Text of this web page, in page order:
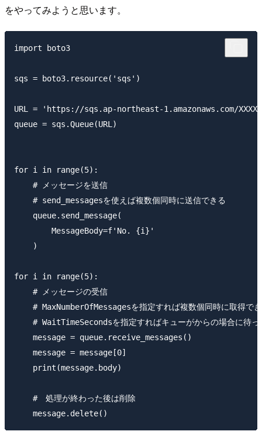
をやってみようと思います。
import boto3
sqs = boto3.resource('sqs')
URL = 'https://sqs.ap-northeast-1.amazonaws.com/
queue = sqs.Queue(URL)
for i in range(5):
    # メッセージを送信
    # send_messagesを使えば複数個同時に送信できる
    queue.send_message(
        MessageBody=f'No. {i}'
    )
for i in range(5):
    # メッセージの受信
# MaxNumberOfMessagesを指定すれば複数個同時に取得で
# WaitTimeSecondsを指定すればキューがからの場合に待っ
    message = queue.receive_messages()
    message = message[0]
    print(message.body)
    #　処理が終わった後は削除